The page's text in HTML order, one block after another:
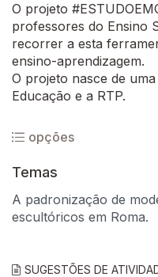
O projeto
professores do Ensino
recorrer a esta
ensino-aprendizagem.
O projeto nasce de
Educação e a RTP.
opções
Temas
A padronização de
escultóricos em Roma.
SUGESTÕES DE